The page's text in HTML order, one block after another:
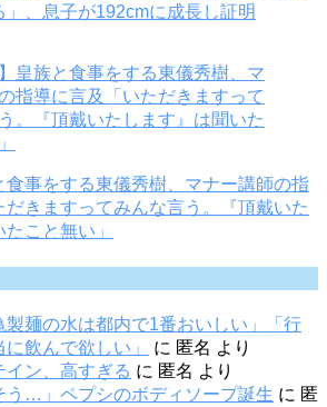
」、息子が192cmに成長し証明
食事をする東儀秀樹、マナー講師の指
だきますってみんな言う。『頂戴いた
こと無い」
製麺の水は都内で1番おいしい」「行
飲んで欲しい」
に 匿名 より
イン、高すぎる に 匿名 より
う…」ペプシのボディソープ誕生 に 匿